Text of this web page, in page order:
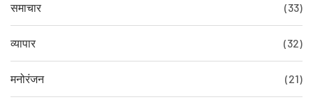
समाचार (33)
व्यापार (32)
मनोरंजन (21)